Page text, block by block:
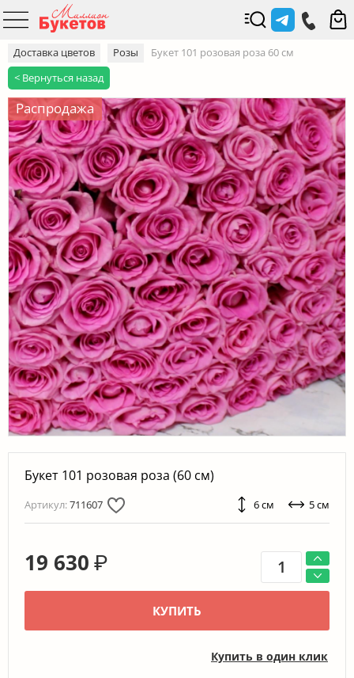
Доставка цветов Розы
Букет 101 розовая роза 60 см
< Вернуться назад
Распродажа
Букет 101 розовая роза (60 см)
Артикул:711607 6 см 5 см
19 630 ₽
КУПИТЬ
Купить в один клик